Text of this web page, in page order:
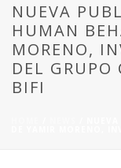
NUEVA
HUMAN
MORENO,
DEL GRUPO
BIFI